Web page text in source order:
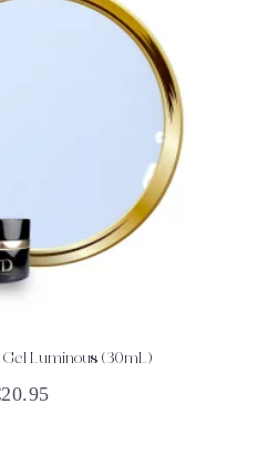
DÉTAILS
Gel Luminous (30mL)
20.95